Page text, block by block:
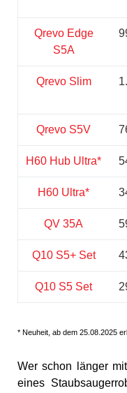
Qrevo Edge
S5A
Qrevo Slim
Qrevo S5V
H60 Hub Ultra*
H60 Ultra*
QV 35A
Q10 S5+ Set
Q10 S5 Set
* Neuheit, ab dem 25.08.2025
Wer schon länger
eines